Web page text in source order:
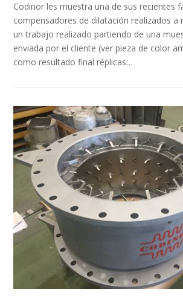
Codinor les muestra una de sus recientes
compensadores de dilatación realizados a
un trabajo realizado partiendo de una
enviada por el cliente (ver pieza de color
como resultado final réplicas…